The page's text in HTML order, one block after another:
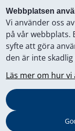
Webbplatsen
Vi använder oss
på vår webbplats.
syfte att göra
den är inte
Läs mer om hur vi